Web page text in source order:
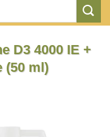
D3 4000 IE +
(50 ml)